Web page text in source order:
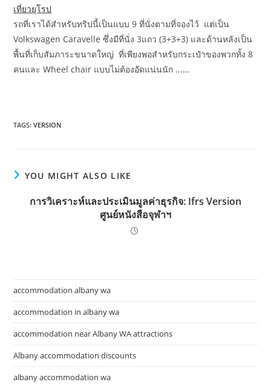
เที่ยวยุโรป
รถที่เราได้สำหรับทริปนี้เป็นแบบ 9 ที่นั่งตามที่จองไว้ แต่เป็น
Volkswagen Caravelle ซึ่งมีที่นั่ง 3แถว (3+3+3) และด้านหลังเป็น
พื้นที่เก็บสัมภาระขนาดใหญ่ ที่เพียงพอสำหรับกระเป๋าของพวกทั้ง 8
คนและ Wheel chair แบบไม่ต้องอัดแน่นนัก ...…
TAGS:VERSION
YOU MIGHT ALSO LIKE
การวิเคราะห์และประเมินมูลค่าธุรกิจ: Ifrs Version
ศูนย์หนังสือจุฬาฯ
accommodation albany wa
accommodation in albany wa
accommodation near Albany WA attractions
Albany accommodation discounts
albany accommodation wa